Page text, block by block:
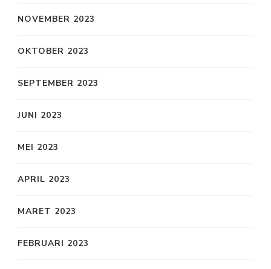
NOVEMBER 2023
OKTOBER 2023
SEPTEMBER 2023
JUNI 2023
MEI 2023
APRIL 2023
MARET 2023
FEBRUARI 2023